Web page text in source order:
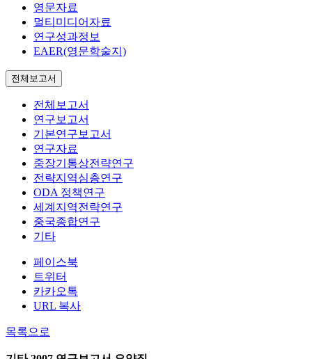
영문자료
멀티미디어자료
연구성과정보
EAER(영문학술지)
전체보고서
전체보고서
연구보고서
기본연구보고서
연구자료
중장기통상전략연구
전략지역심층연구
ODA 정책연구
세계지역전략연구
중국종합연구
기타
페이스북
트위터
카카오톡
URL 복사
목록으로